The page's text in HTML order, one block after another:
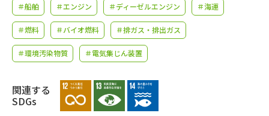
大学で学びたい学問発見
学問のミニ講義「夢ナビ講義」 学問分野解説
ユーザーサポート
＃船舶 ＃エンジン ＃ディーゼルエンジン ＃海運
＃燃料 ＃バイオ燃料 ＃排ガス・排出ガス
＃環境汚染物質 ＃電気集じん装置
関連する
SDGs